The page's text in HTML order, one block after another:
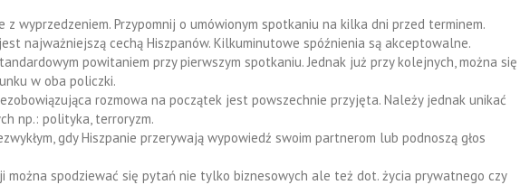
z wyprzedzeniem. Przypomnij o umówionym spotkaniu na kilka dni przed terminem.
najważniejszą cechą Hiszpanów. Kilkuminutowe spóźnienia są akceptowalne.
powitaniem przy pierwszym spotkaniu. Jednak już przy kolejnych, można się
w oba policzki.
rozmowa na początek jest powszechnie przyjęta. Należy jednak unikać
np.: polityka, terroryzm.
gdy Hiszpanie przerywają wypowiedź swoim partnerom lub podnoszą głos
można spodziewać się pytań nie tylko biznesowych ale też dot. życia prywatnego czy